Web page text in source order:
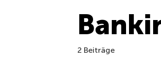
2 Beiträge